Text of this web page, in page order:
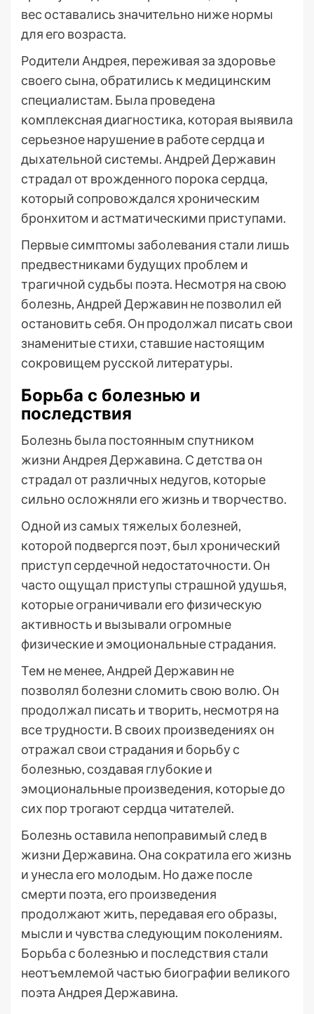
вес оставались значительно ниже нормы
для его возраста.
Родители Андрея, переживая за здоровье
своего сына, обратились к медицинским
специалистам. Была проведена
комплексная диагностика, которая выявила
серьезное нарушение в работе сердца и
дыхательной системы. Андрей Державин
страдал от врожденного порока сердца,
который сопровождался хроническим
бронхитом и астматическими приступами.
Первые симптомы заболевания стали лишь
предвестниками будущих проблем и
трагичной судьбы поэта. Несмотря на свою
болезнь, Андрей Державин не позволил ей
остановить себя. Он продолжал писать свои
знаменитые стихи, ставшие настоящим
сокровищем русской литературы.
Борьба с болезнью и
последствия
Болезнь была постоянным спутником
жизни Андрея Державина. С детства он
страдал от различных недугов, которые
сильно осложняли его жизнь и творчество.
Одной из самых тяжелых болезней,
которой подвергся поэт, был хронический
приступ сердечной недостаточности. Он
часто ощущал приступы страшной удушья,
которые ограничивали его физическую
активность и вызывали огромные
физические и эмоциональные страдания.
Тем не менее, Андрей Державин не
позволял болезни сломить свою волю. Он
продолжал писать и творить, несмотря на
все трудности. В своих произведениях он
отражал свои страдания и борьбу с
болезнью, создавая глубокие и
эмоциональные произведения, которые до
сих пор трогают сердца читателей.
Болезнь оставила непоправимый след в
жизни Державина. Она сократила его жизнь
и унесла его молодым. Но даже после
смерти поэта, его произведения
продолжают жить, передавая его образы,
мысли и чувства следующим поколениям.
Борьба с болезнью и последствия стали
неотъемлемой частью биографии великого
поэта Андрея Державина.